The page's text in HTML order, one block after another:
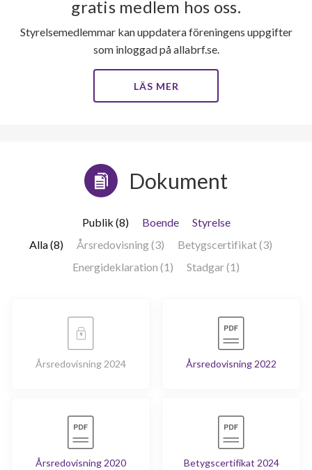
gratis medlem hos oss.
Styrelsemedlemmar kan uppdatera föreningens uppgifter
som inloggad på allabrf.se.
LÄS MER
Dokument
Publik (8) Boende
Styrelse
Alla (8)
Årsredovisning (3)
Betygscertifikat (3)
Energideklaration (1)
Stadgar (1)
Årsredovisning 2024 Årsredovisning 2022
Årsredovisning 2020 Betygscertifikat 2024